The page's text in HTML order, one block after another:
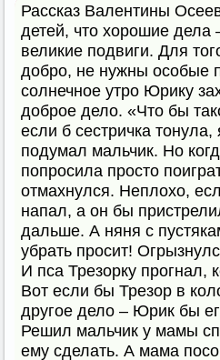
Рассказ Валентины
детей, что хорошие дела
великие подвиги. Для
добро, не нужны особые
солнечное утро Юрику
доброе дело. «Что бы
если б сестричка
подумал мальчик. Но
попросила просто
отмахнулся. Неплохо,
напал, а он бы
дальше. А няня с
убрать просит!
И пса Трезорку прогнал,
Вот если бы Трезор в
другое дело – Юрик бы
Решил мальчик у мамы
ему сделать. А мама